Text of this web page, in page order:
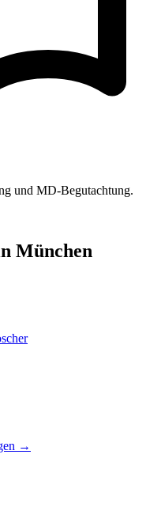
und MD-Begutachtung.
München
→